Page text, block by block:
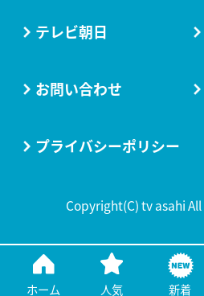
ホーム 人気 新着
テレビ朝日
お問い合わせ
プライバシーポリシー
Copyright(C) tv asahi